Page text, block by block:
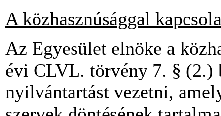
A közhasznúsággal
Az Egyesület elnöke a
évi CLVL. törvény 7. § (2.)
nyilvántartást vezetni,